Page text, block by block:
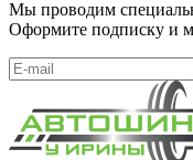
Мы проводим
Оформите подписку и